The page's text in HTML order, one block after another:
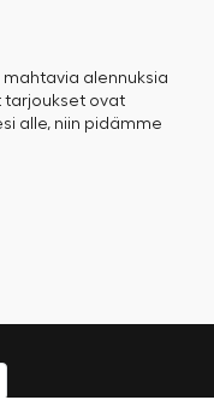
alennuksia
tarjoukset ovat
alle, niin pidämme